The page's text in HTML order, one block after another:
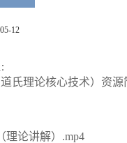
12
氏理论核心技术）资源
理论讲解）.mp4